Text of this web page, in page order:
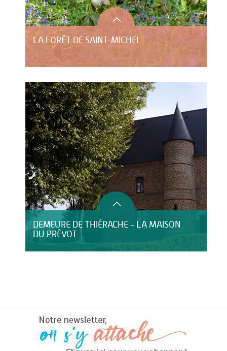
LA FORÊT DE SAINT-MICHEL
DEMEURE DE THIÉRACHE - LA MAISON
DU PRÉVOT